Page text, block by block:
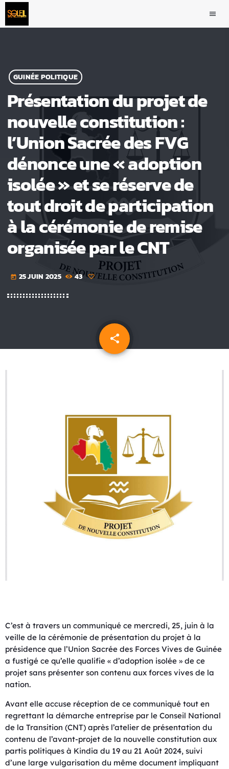
menu
GUINÉE POLITIQUE
Présentation du projet de
nouvelle constitution :
l’Union Sacrée des FVG
dénonce une « adoption
isolée » et se réserve de
tout droit de participation
à la cérémonie de remise
organisée par le CNT
today 25 JUIN 2025 43
share
email
C’est à travers un communiqué ce mercredi, 25, juin à la
veille de la cérémonie de présentation du projet à la
présidence que l’Union Sacrée des Forces Vives de Guinée
a fustigé ce qu’elle qualifie « d’adoption isolée » de ce
projet sans présenter son contenu aux forces vives de la
nation.
Avant elle accuse réception de ce communiqué tout en
regrettant la démarche entreprise par le Conseil National
de la Transition (CNT) après l’atelier de présentation du
contenu de l’avant-projet de la nouvelle constitution aux
partis politiques à Kindia du 19 au 21 Août 2024, suivi
d’une large vulgarisation du même document impliquant